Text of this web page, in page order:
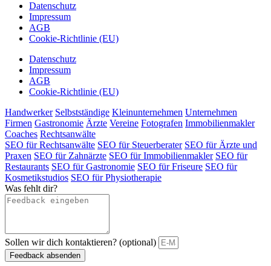
Datenschutz
Impressum
AGB
Cookie-Richtlinie (EU)
Datenschutz
Impressum
AGB
Cookie-Richtlinie (EU)
Handwerker Selbstständige Kleinunternehmen Unternehmen
Firmen Gastronomie Ärzte Vereine Fotografen Immobilienmakler
Coaches Rechtsanwälte
SEO für Rechtsanwälte SEO für Steuerberater SEO für Ärzte und
Praxen SEO für Zahnärzte SEO für Immobilienmakler SEO für
Restaurants SEO für Gastronomie SEO für Friseure SEO für
Kosmetikstudios SEO für Physiotherapie
Was fehlt dir?
Sollen wir dich kontaktieren? (optional)
Feedback absenden